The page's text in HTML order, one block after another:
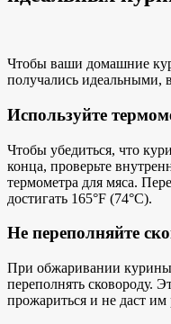
Чтобы ваши домашние
получались идеальными,
Используйте
Чтобы убедиться, что
конца, проверьте
термометра для мяса.
достигать 165°F (74°C).
Не переполняйте
При обжаривании
переполнять сковороду.
прожариться и не даст им